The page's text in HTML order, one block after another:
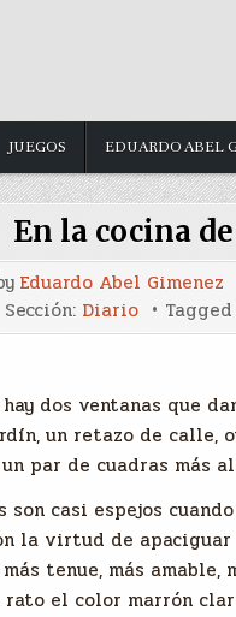
JUEGOS EDUARDO ABEL
En la cocina
Eduardo Abel Gimenez
Sección: Diario Tagged
dos ventanas que
un retazo de
par de cuadras más
casi espejos
la virtud de
tenue, más
el color marrón